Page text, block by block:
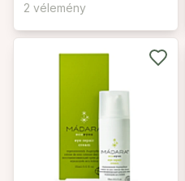
2 vélemény